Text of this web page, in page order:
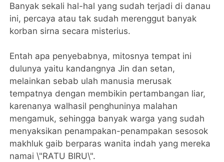
Banyak sekali hal-hal yang sudah terjadi di danau
ini, percaya atau tak sudah merenggut banyak
korban sirna secara misterius.
Entah apa penyebabnya, mitosnya tempat ini
dulunya yaitu kandangnya Jin dan setan,
melainkan sebab ulah manusia merusak
tempatnya dengan membikin pertambangan liar,
karenanya walhasil penghuninya malahan
mengamuk, sehingga banyak warga yang sudah
menyaksikan penampakan-penampakan sesosok
makhluk gaib berparas wanita indah yang mereka
namai \"RATU BIRU\".